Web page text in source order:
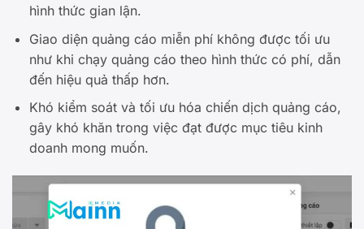
hình thức gian lận.
Giao diện quảng cáo miễn phí không được tối ưu
như khi chạy quảng cáo theo hình thức có phí, dẫn
đến hiệu quả thấp hơn.
Khó kiểm soát và tối ưu hóa chiến dịch quảng cáo,
gây khó khăn trong việc đạt được mục tiêu kinh
doanh mong muốn.